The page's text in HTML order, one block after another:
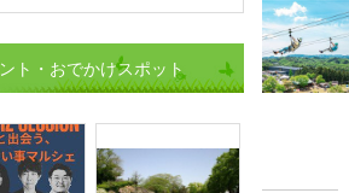
ト・おでかけスポット